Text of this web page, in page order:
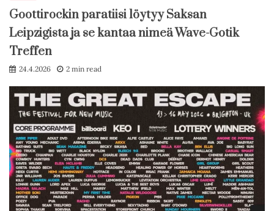
Goottirockin paratiisi löytyy Saksan
Leipzigista ja se kantaa nimeä Wave-Gotik
Treffen
24.4.2026 2 min read